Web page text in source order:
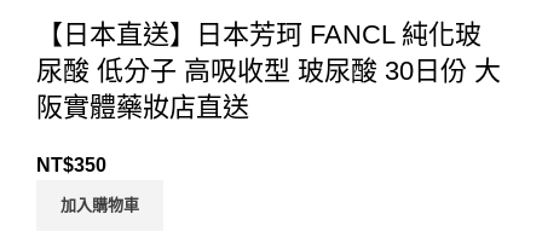
【日本直送】日本芳珂 FANCL 純化玻
尿酸 低分子 高吸收型 玻尿酸 30日份 大
阪實體藥妝店直送
NT$350
加入購物車